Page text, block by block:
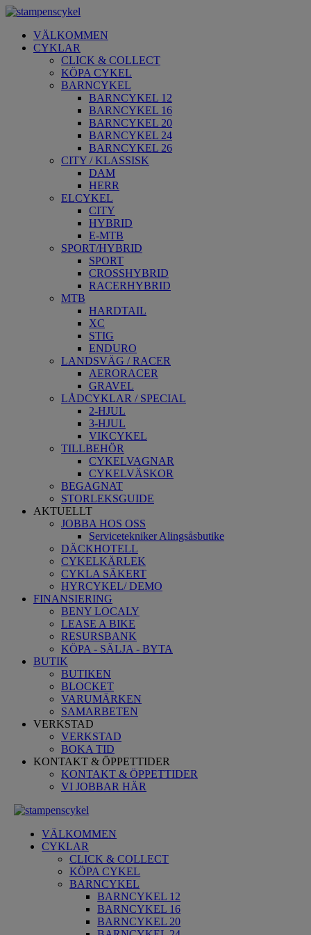
VÄLKOMMEN
CYKLAR
CLICK & COLLECT
KÖPA CYKEL
BARNCYKEL
BARNCYKEL 12
BARNCYKEL 16
BARNCYKEL 20
BARNCYKEL 24
BARNCYKEL 26
CITY / KLASSISK
DAM
HERR
ELCYKEL
CITY
HYBRID
E-MTB
SPORT/HYBRID
SPORT
CROSSHYBRID
RACERHYBRID
MTB
HARDTAIL
XC
STIG
ENDURO
LANDSVÄG / RACER
AERORACER
GRAVEL
LÅDCYKLAR / SPECIAL
2-HJUL
3-HJUL
VIKCYKEL
TILLBEHÖR
CYKELVAGNAR
CYKELVÄSKOR
BEGAGNAT
STORLEKSGUIDE
AKTUELLT
JOBBA HOS OSS
Servicetekniker Alingsåsbutike
DÄCKHOTELL
CYKELKÄRLEK
CYKLA SÄKERT
HYRCYKEL/ DEMO
FINANSIERING
BENY LOCALY
LEASE A BIKE
RESURSBANK
KÖPA - SÄLJA - BYTA
BUTIK
BUTIKEN
BLOCKET
VARUMÄRKEN
SAMARBETEN
VERKSTAD
VERKSTAD
BOKA TID
KONTAKT & ÖPPETTIDER
KONTAKT & ÖPPETTIDER
VI JOBBAR HÄR
VÄLKOMMEN
CYKLAR
CLICK & COLLECT
KÖPA CYKEL
BARNCYKEL
BARNCYKEL 12
BARNCYKEL 16
BARNCYKEL 20